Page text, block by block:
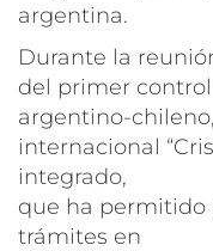
argentina.
Durante la
del primer
argentino-
internacional
integrado,
que ha permitido
trámites en